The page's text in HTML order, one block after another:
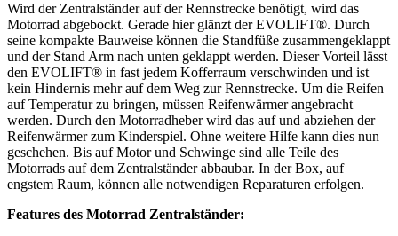
Wird der Zentralständer auf der Rennstrecke benötigt, wird das
Motorrad abgebockt. Gerade hier glänzt der EVOLIFT®. Durch
seine kompakte Bauweise können die Standfüße zusammengeklappt
und der Stand Arm nach unten geklappt werden. Dieser Vorteil lässt
den EVOLIFT® in fast jedem Kofferraum verschwinden und ist
kein Hindernis mehr auf dem Weg zur Rennstrecke. Um die Reifen
auf Temperatur zu bringen, müssen Reifenwärmer angebracht
werden. Durch den Motorradheber wird das auf und abziehen der
Reifenwärmer zum Kinderspiel. Ohne weitere Hilfe kann dies nun
geschehen. Bis auf Motor und Schwinge sind alle Teile des
Motorrads auf dem Zentralständer abbaubar. In der Box, auf
engstem Raum, können alle notwendigen Reparaturen erfolgen.
Features des Motorrad Zentralständer: